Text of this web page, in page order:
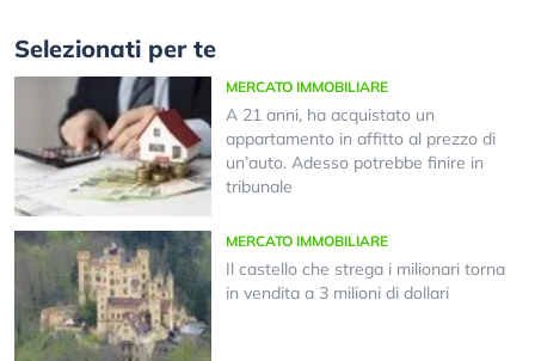
Selezionati per te
MERCATO IMMOBILIARE
A 21 anni, ha acquistato un
appartamento in affitto al prezzo di
un’auto. Adesso potrebbe finire in
tribunale
MERCATO IMMOBILIARE
Il castello che strega i milionari torna
in vendita a 3 milioni di dollari